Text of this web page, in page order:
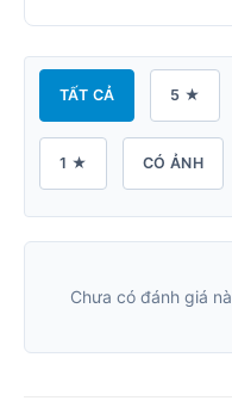
TẤT CẢ 5 ★
1 ★ CÓ ẢNH
Chưa có đánh giá